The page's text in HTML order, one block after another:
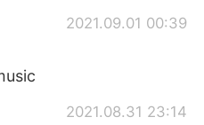
2021.09.01 00:39
2021.08.31 23:14